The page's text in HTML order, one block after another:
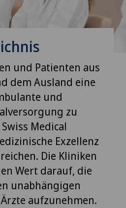
und Patienten aus
dem Ausland eine
und
zu
Medical
Exzellenz
Die Kliniken
Wert darauf, die
unabhängigen
aufzunehmen.